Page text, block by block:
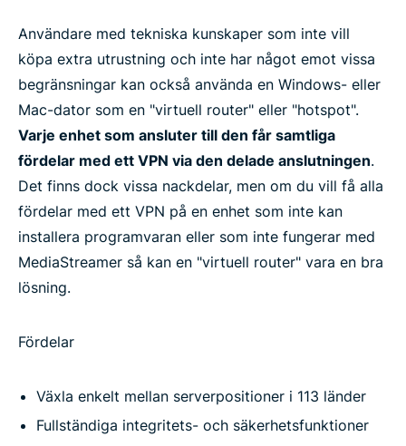
Användare med tekniska kunskaper som inte vill
köpa extra utrustning och inte har något emot vissa
begränsningar kan också använda en Windows- eller
Mac-dator som en "virtuell router" eller "hotspot".
Varje enhet som ansluter till den får samtliga
fördelar med ett VPN via den delade anslutningen.
Det finns dock vissa nackdelar, men om du vill få alla
fördelar med ett VPN på en enhet som inte kan
installera programvaran eller som inte fungerar med
MediaStreamer så kan en "virtuell router" vara en bra
lösning.
Fördelar
Växla enkelt mellan serverpositioner i 113 länder
Fullständiga integritets- och säkerhetsfunktioner